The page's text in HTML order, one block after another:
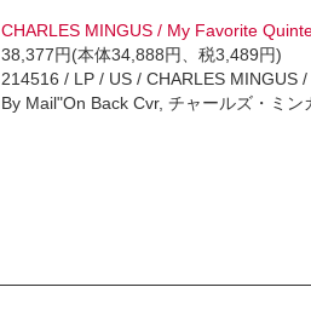
CHARLES MINGUS / My Favorite
38,377円(本体34,888円、税3,489円)
214516 / LP / US / CHARLES MINGUS
By Mail"On Back Cvr, チャールズ・ミン